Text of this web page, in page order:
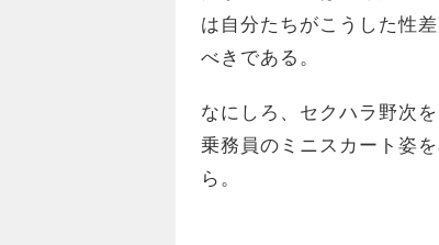
は自分たちがこうした性
べきである。
なにしろ、セクハラ野次
乗務員のミニスカート姿
ら。